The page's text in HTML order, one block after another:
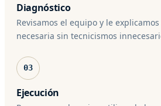
Diagnóstico
Revisamos el equipo y le
necesaria sin tecnicismos
03
Ejecución